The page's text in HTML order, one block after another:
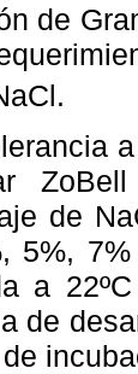
de
a
de
5%,
a
de